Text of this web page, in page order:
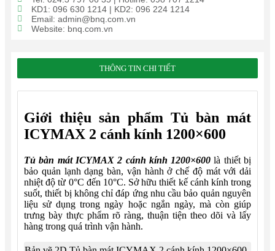
KD1: 096 630 1214 | KD2: 096 224 1214
Email: admin@bnq.com.vn
Website: bnq.com.vn
THÔNG TIN CHI TIẾT
Giới thiệu sản phẩm Tủ bàn mát
ICYMAX 2 cánh kính 1200×600
Tủ bàn mát ICYMAX 2 cánh kính 1200×600 là thiết bị
bảo quản lạnh dạng bàn, vận hành ở chế độ mát với dải
nhiệt độ từ 0°C đến 10°C. Sở hữu thiết kế cánh kính trong
suốt, thiết bị không chỉ đáp ứng nhu cầu bảo quản nguyên
liệu sử dụng trong ngày hoặc ngắn ngày, mà còn giúp
trưng bày thực phẩm rõ ràng, thuận tiện theo dõi và lấy
hàng trong quá trình vận hành.